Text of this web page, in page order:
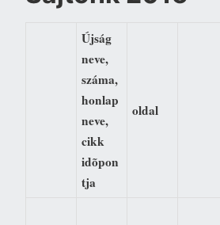
Újság
neve,
száma,
honlap
neve,
cikk
idõpon
tja
oldal